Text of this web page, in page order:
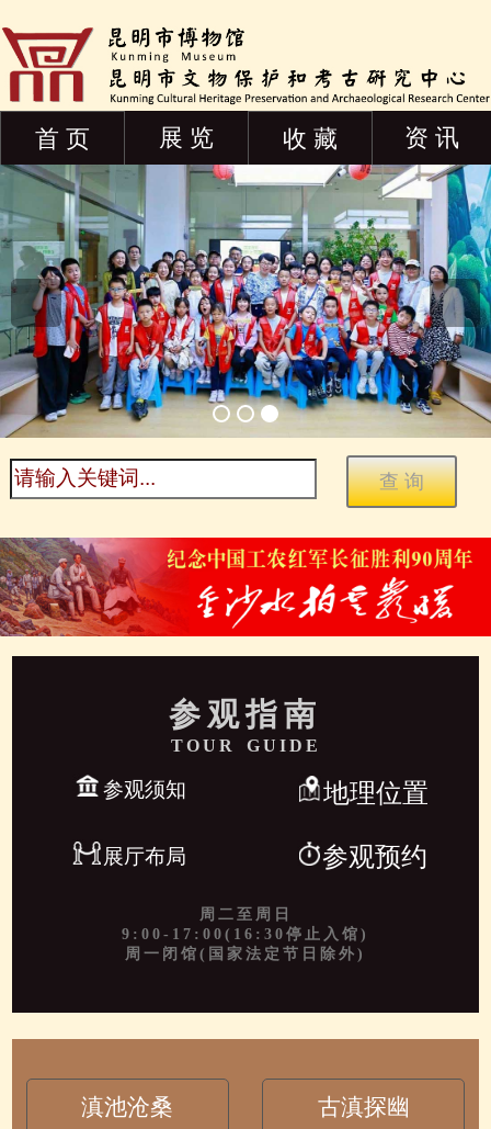
首 页 展 览 收 藏 资 讯
参观指南
TOUR GUIDE
参观须知 地理位置
展厅布局 参观预约
周二至周日
9:00-17:00(16:30停止入馆)
周一闭馆(国家法定节日除外)
滇池沧桑 古滇探幽